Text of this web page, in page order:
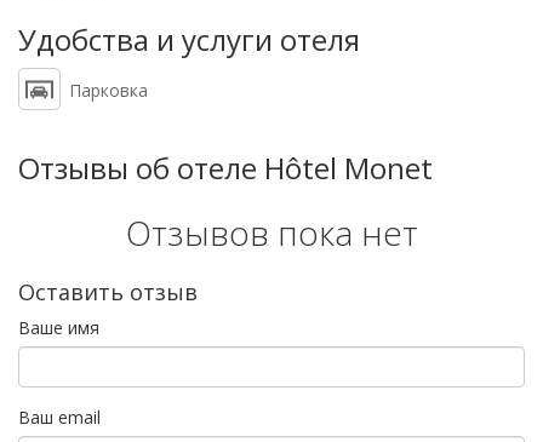
Удобства и услуги отеля
Парковка
Отзывы об отеле Hôtel Monet
Отзывов пока нет
Оставить отзыв
Ваше имя
Ваш email